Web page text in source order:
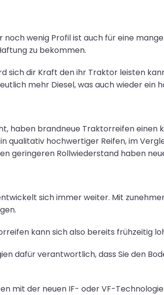
wenig Profil ist auch für eine
zu bekommen.
sich dir Kraft den ihr Traktor leisten
mehr Diesel, was auch wieder ein
haben brandneue Traktorreifen
qualitativ hochwertiger Reifen, im
geringeren Rollwiederstand haben
sich immer weiter. Mit
kann sich also bereits frühzeitig
dafür verantwortlich, dass Sie den
mit der neuen IF- oder VF-Technologie